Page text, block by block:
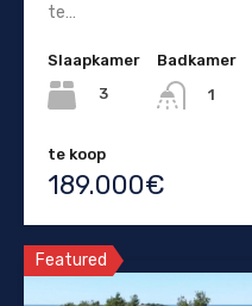
te…
Slaapkamer
3
Badkamer
1
te koop
189.000€
Featured